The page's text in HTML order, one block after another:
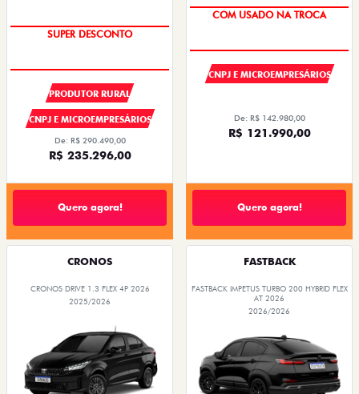
SUPER DESCONTO
PRODUTOR RURAL
CNPJ E MICROEMPRESÁRIOS
De: R$ 290.490,00
R$ 235.296,00
Quero agora!
COM USADO NA TROCA
CNPJ E MICROEMPRESÁRIOS
De: R$ 142.980,00
R$ 121.990,00
Quero agora!
CRONOS
CRONOS DRIVE 1.3 FLEX 4P 2026
2025/2026
FASTBACK
FASTBACK IMPETUS TURBO 200 HYBRID FLEX
AT 2026
2026/2026